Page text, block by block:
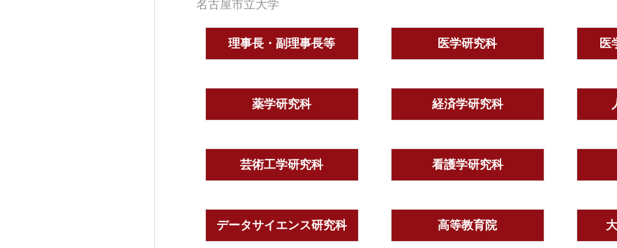
名古屋市立大学
理事長・副理事長等 医学研究科 医
薬学研究科 経済学研究科
芸術工学研究科 看護学研究科
データサイエンス研究科 高等教育院